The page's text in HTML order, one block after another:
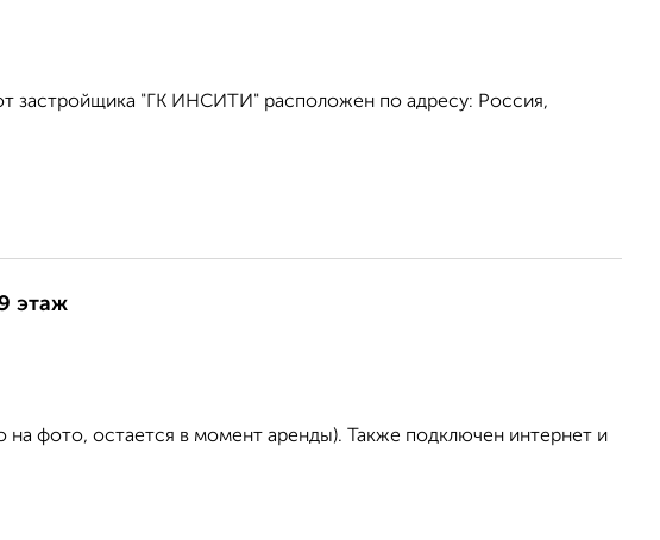
застройщика "ГК ИНСИТИ" расположен по адресу: Россия,
этаж
фото, остается в момент аренды). Также подключен интернет и